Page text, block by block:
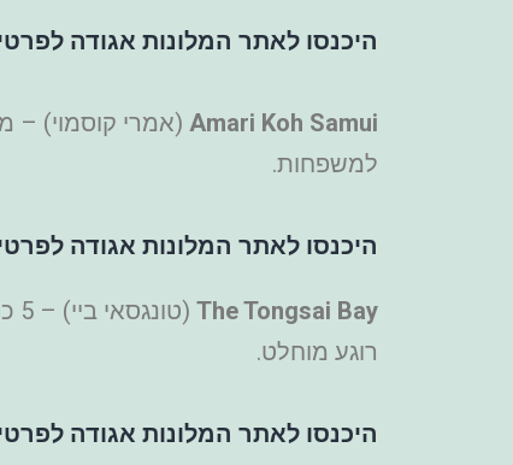
היכנסו לאתר המלונות אגודה
Amari Koh Samui
למשפחות.
היכנסו לאתר המלונות אגודה
The Tongsai Bay
רוגע מוחלט.
היכנסו לאתר המלונות אגודה